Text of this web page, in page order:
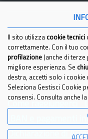
IBAN e pagamenti
Dichiarazione di
Il sito utilizza cookie tecnici
correttamente. Con il tuo
profilazione (anche di
migliore esperienza. Se
destra, accetti solo i cookie
Seleziona Gestisci Cookie
consensi. Consulta anche